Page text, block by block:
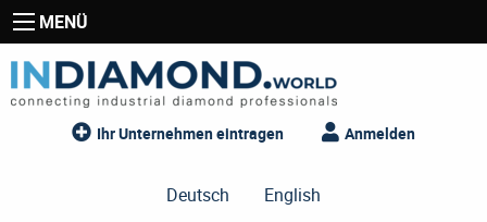
MENÜ
Ihr Unternehmen eintragen Anmelden
Deutsch English